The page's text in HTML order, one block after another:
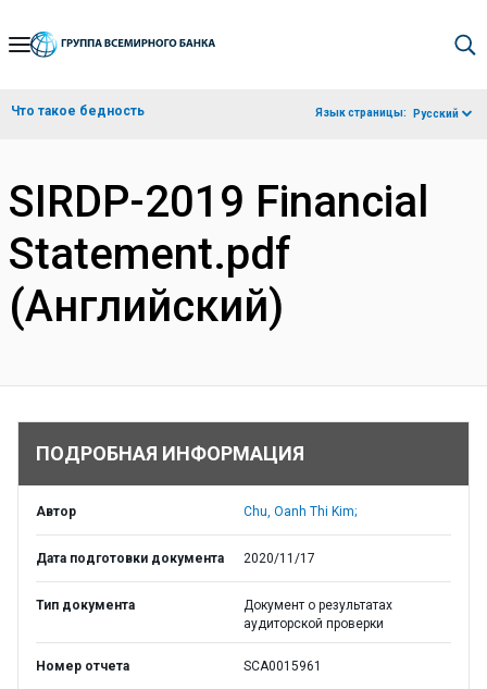
Skip
Navigation
Что такое бедность Язык страницы: Русский
SIRDP-2019 Financial
Statement.pdf
(Английский)
ПОДРОБНАЯ ИНФОРМАЦИЯ
Автор Chu, Oanh Thi Kim;
Дата подготовки документа 2020/11/17
Тип документа
Документ о результатах
аудиторской проверки
Номер отчета SCA0015961